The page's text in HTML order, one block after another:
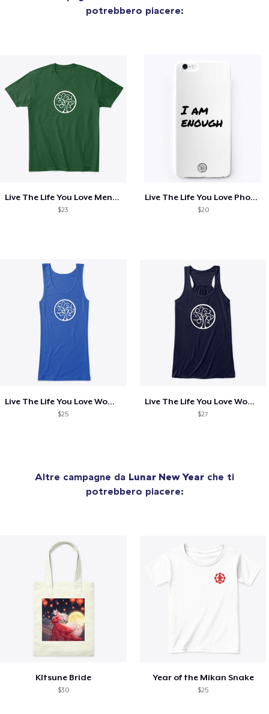
potrebbero piacere:
Live The Life You Love Mens Shirt
$23
Live The Life You Love Phone Case
$20
Live The Life You Love Womens Fitted Top
$25
Live The Life You Love Womens Flowy Top
$27
Altre campagne da Lunar New Year che ti
potrebbero piacere:
KItsune Bride
$30
Year of the Mikan Snake
$25